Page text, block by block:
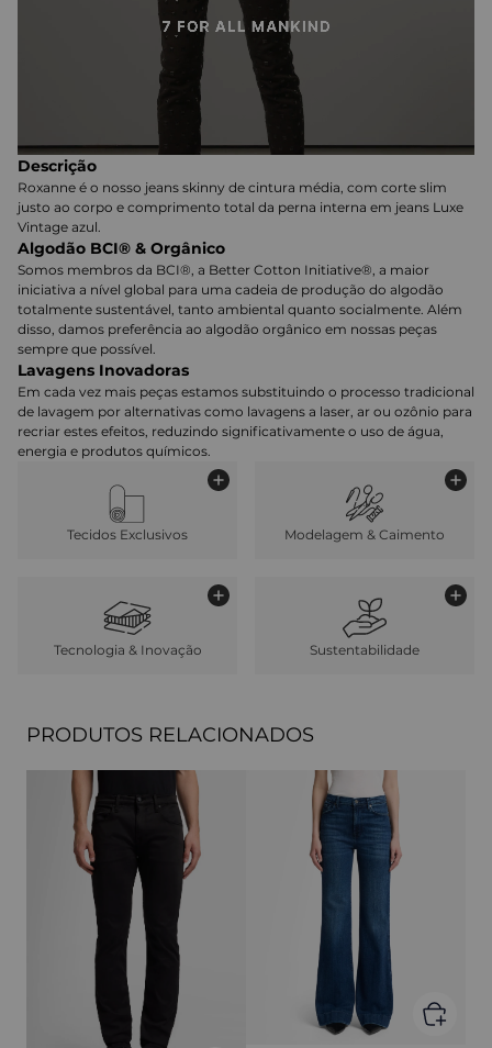
Descrição
Roxanne é o nosso jeans skinny de cintura média, com corte slim
justo ao corpo e comprimento total da perna interna em jeans Luxe
Vintage azul.
Algodão BCI® & Orgânico
Somos membros da BCI®, a Better Cotton Initiative®, a maior
iniciativa a nível global para uma cadeia de produção do algodão
totalmente sustentável, tanto ambiental quanto socialmente. Além
disso, damos preferência ao algodão orgânico em nossas peças
sempre que possível.
Lavagens Inovadoras
Em cada vez mais peças estamos substituindo o processo tradicional
de lavagem por alternativas como lavagens a laser, ar ou ozônio para
recriar estes efeitos, reduzindo significativamente o uso de água,
energia e produtos químicos.
Tecidos Exclusivos Modelagem & Caimento
Tecnologia & Inovação Sustentabilidade
PRODUTOS RELACIONADOS